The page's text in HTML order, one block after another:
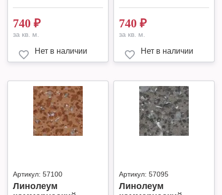
740 ₽
за кв. м.
Нет в наличии
740 ₽
за кв. м.
Нет в наличии
Артикул: 57100
Линолеум
Артикул: 57095
Линолеум